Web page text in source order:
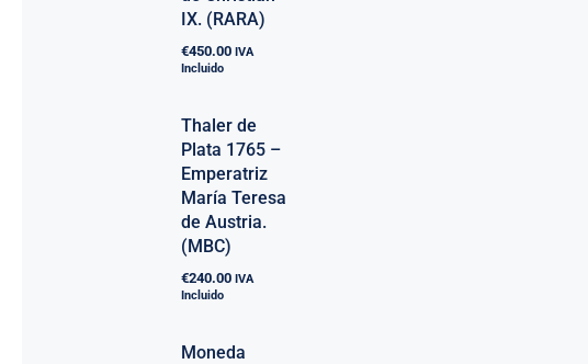
IX. (RARA)
€450.00 IVA
Incluido
Thaler de
Plata 1765 –
Emperatriz
María Teresa
de Austria.
(MBC)
€240.00 IVA
Incluido
Moneda